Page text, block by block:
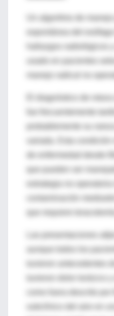
Un algoritmo de
espontánea del
hallazgos radiológicos
El diagnóstico de
estrategia no
que requiere
aunque todos los
como fuera descrito